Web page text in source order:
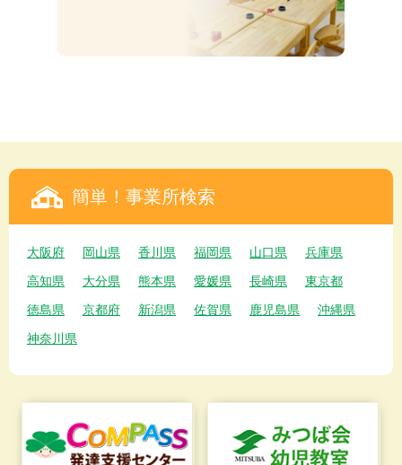
簡単！事業所検索
大阪府 岡山県 香川県 福岡県 山口県
兵庫県
高知県
大分県 熊本県 愛媛県 長崎県
東京都
徳島県
京都府 新潟県 佐賀県 鹿児島県
沖縄県
神奈川県